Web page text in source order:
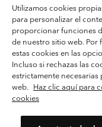
Condiciones de uso
Política de Privacidad
Términos y condiciones
Términos De Uso Del
Impressum
Cookies
Servicio al cliente: Lu. - Vi.
Utilizamos cookies
para personalizar el
proporcionar funciones
de nuestro sitio web. Por
estas cookies en las
Incluso si rechazas las
estrictamente
web. Haz clic aquí para
cookies